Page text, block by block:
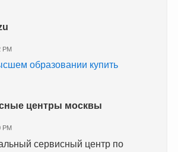
PM
образовании купить
центры москвы
PM
сервисный центр по